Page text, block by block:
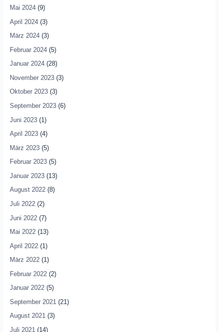
Mai 2024(9)
April 2024(3)
März 2024(3)
Februar 2024(5)
Januar 2024(28)
November 2023(3)
Oktober 2023(3)
September 2023(6)
Juni 2023(1)
April 2023(4)
März 2023(5)
Februar 2023(5)
Januar 2023(13)
August 2022(8)
Juli 2022(2)
Juni 2022(7)
Mai 2022(13)
April 2022(1)
März 2022(1)
Februar 2022(2)
Januar 2022(5)
September 2021 (21)
August 2021(3)
Juli 2021(14)